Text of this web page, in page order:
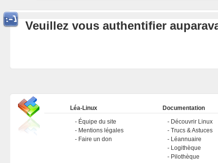
Veuillez vous authentifier
Léa-Linux
Équipe du site
Mentions légales
Faire un don
Documentation
Découvrir Linux
Trucs & Astuces
Léannuaire
Logithèque
Pilothèque